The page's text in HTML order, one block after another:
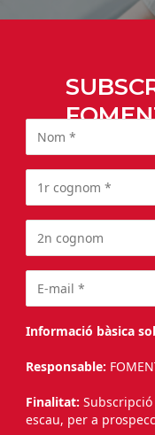
Informació bàsica
Responsable:
Finalitat:
escau, per a